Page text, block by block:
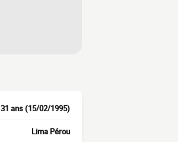
31 ans (15/02/1995)
Lima Pérou